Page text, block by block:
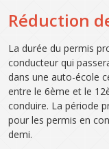
Réduction
La durée du permis
conducteur qui
dans une auto-école
entre le 6ème et le
conduire. La période
pour les permis en
demi.